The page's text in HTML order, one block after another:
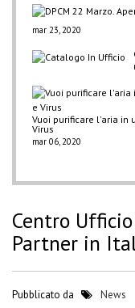
mar 23, 2020
Vuoi purificare l'aria in
Virus
mar 06, 2020
Centro
Partner in
Pubblicato da News